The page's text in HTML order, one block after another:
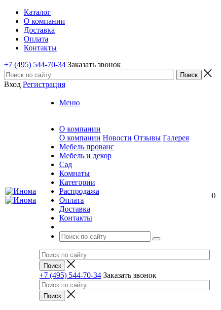
Каталог
О компании
Доставка
Оплата
Контакты
+7 (495) 544-70-34 Заказать звонок
Вход Регистрация
Меню
О компании
О компании Новости Отзывы Галерея
Мебель прованс
Мебель и декор
Сад
Комнаты
Категории
Распродажа
Оплата
Доставка
Контакты
+7 (495) 544-70-34 Заказать звонок
0